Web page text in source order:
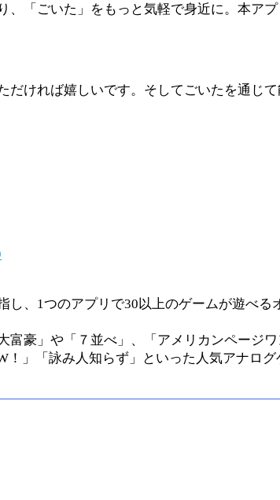
「ごいた」をもっと気軽で身近に。本ア
ければ嬉しいです。そしてごいたを通じ
、1つのアプリで30以上のゲームが遊べ
富豪」や「７並べ」、「アメリカンページ
」「詠み人知らず」といった人気アナロ